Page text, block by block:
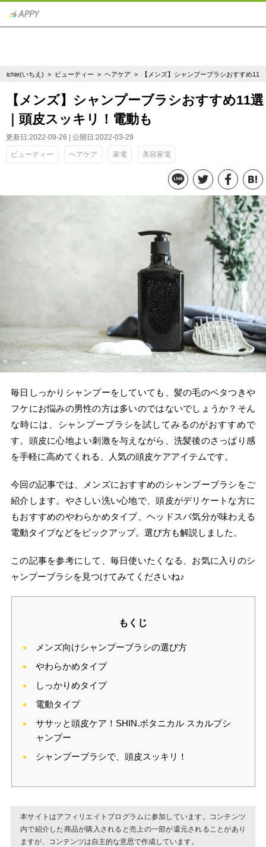
ichie(いちえ) > ビューティー >ヘアケア > 【メンズ】シャンプーブラシおすすめ11
【メンズ】シャンプーブラシおすすめ11選
｜頭皮スッキリ！電動も
更新日:2022-09-26 | 公開日:2022-03-29
ビューティー ヘアケア 家電 美容家電
毎日しっかりシャンプーをしていても、髪の毛のベタつきや
フケにお悩みの男性の方は多いのではないでしょうか？そん
な時には、シャンプーブラシを試してみるのがおすすめで
す。頭皮に心地よい刺激を与えながら、洗髪後のさっぱり感
を手軽に高めてくれる、人気の頭皮ケアアイテムです。
今回の記事では、メンズにおすすめのシャンプーブラシをご
紹介します。やさしい洗い心地で、頭皮がデリケートな方に
もおすすめのやわらかめタイプ、ヘッドスパ気分が味わえる
電動タイプなどをピックアップ。選び方も解説しました。
この記事を参考にして、毎日使いたくなる、お気に入りのシ
ャンプーブラシを見つけてみてくださいね♪
もくじ
メンズ向けシャンプーブラシの選び方
やわらかめタイプ
しっかりめタイプ
電動タイプ
ササッと頭皮ケア！SHIN.ボタニカル スカルプシ
ャンプー
シャンプーブラシで、頭皮スッキリ！
本サイトはアフィリエイトプログラムに参加しています。コンテンツ
内で紹介した商品が購入されると売上の一部が還元されることがあり
ますが、コンテンツは自主的な意思で作成しています。